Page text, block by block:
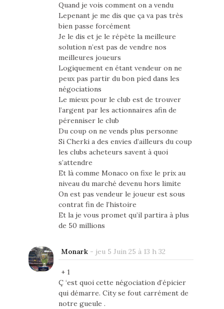
Quand je vois comment on a vendu
Lepenant je me dis que ça va pas très
bien passe forcément
Je le dis et je le répète la meilleure
solution n’est pas de vendre nos
meilleures joueurs
Logiquement en étant vendeur on ne
peux pas partir du bon pied dans les
négociations
Le mieux pour le club est de trouver
l’argent par les actionnaires afin de
pérenniser le club
Du coup on ne vends plus personne
Si Cherki a des envies d’ailleurs du coup
les clubs acheteurs savent à quoi
s’attendre
Et là comme Monaco on fixe le prix au
niveau du marché devenu hors limite
On est pas vendeur le joueur est sous
contrat fin de l’histoire
Et la je vous promet qu’il partira à plus
de 50 millions
Monark- jeu 5 Juin 25 à 13 h 32
+ 1
Ç ‘est quoi cette négociation d’épicier
qui démarre. City se fout carrément de
notre gueule .